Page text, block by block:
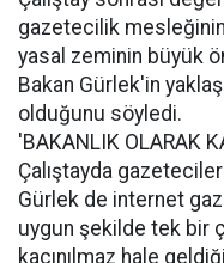
gazetecilik
yasal zeminin büyük
Bakan Gürlek'in
olduğunu söyledi.
'BAKANLIK OLARAK
Çalıştayda
Gürlek de internet
uygun şekilde tek bir
kaçınılmaz hale